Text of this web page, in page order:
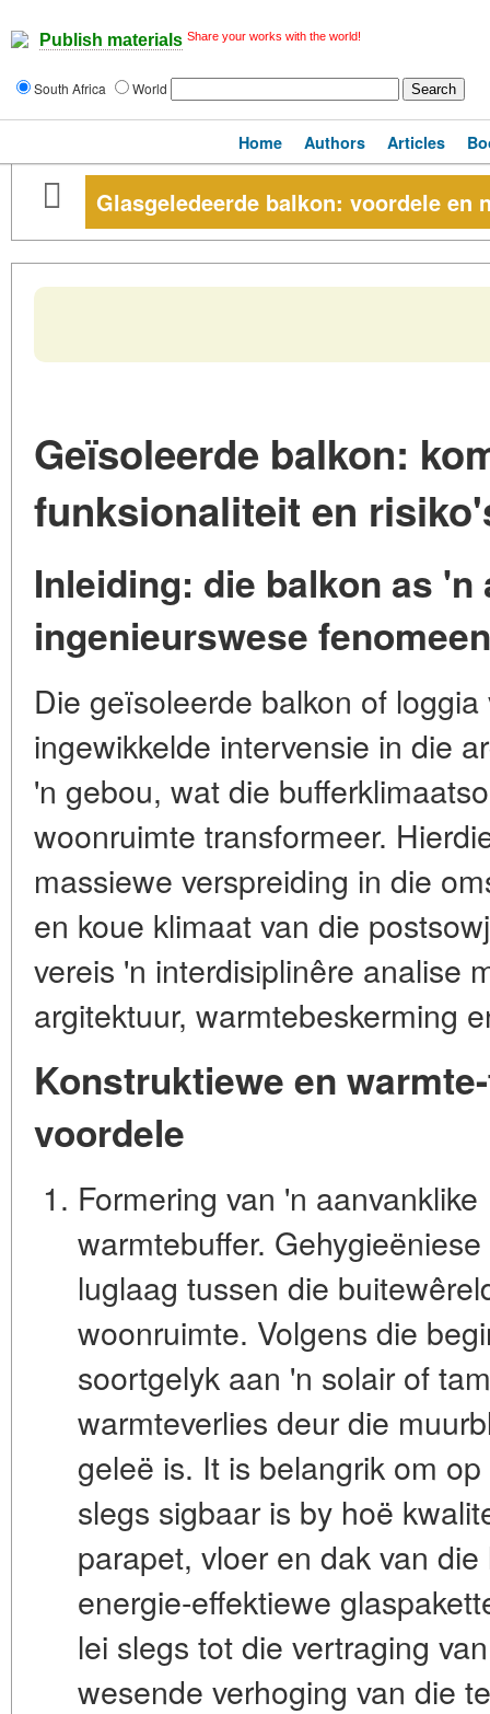
Publish materials Share your works with the world!
South Africa World
Home Authors Articles
Glasgeledeerde balkon: voordele en
Geïsoleerde balkon:
funksionaliteit en
Inleiding: die balkon as
ingenieurswese fenomeen
Die geïsoleerde balkon of
ingewikkelde intervensie in die
'n gebou, wat die
woonruimte transformeer.
massiewe verspreiding in die
en koue klimaat van die
vereis 'n interdisiplinêre analise
argitektuur, warmtebeskerming
Konstruktiewe en
voordele
Formering van 'n aanvanklike
warmtebuffer.
luglaag tussen die
woonruimte. Volgens die
soortgelyk aan 'n solair of
warmteverlies deur die
geleë is. It is belangrik om
slegs sigbaar is by hoë
parapet, vloer en dak van
energie-effektiewe
lei slegs tot die vertraging
wesende verhoging van die